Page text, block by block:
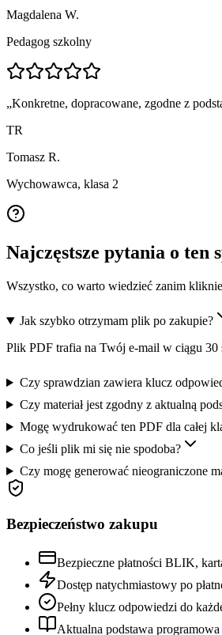
Magdalena W.
Pedagog szkolny
„Konkretne, dopracowane, zgodne z
TR
Tomasz R.
Wychowawca, klasa 2
Najczęstsze pytania o ten
Wszystko, co warto wiedzieć zanim
Jak szybko otrzymam plik po zakupie?
Plik PDF trafia na Twój e-mail w ciągu
Czy sprawdzian zawiera klucz
Czy materiał jest zgodny z aktualną
Mogę wydrukować ten PDF dla całej
Co jeśli plik mi się nie spodoba?
Czy mogę generować nieograniczone
Bezpieczeństwo zakupu
Bezpieczne płatności BLIK,
Dostęp natychmiastowy po
Pełny klucz odpowiedzi do
Aktualna podstawa programowa